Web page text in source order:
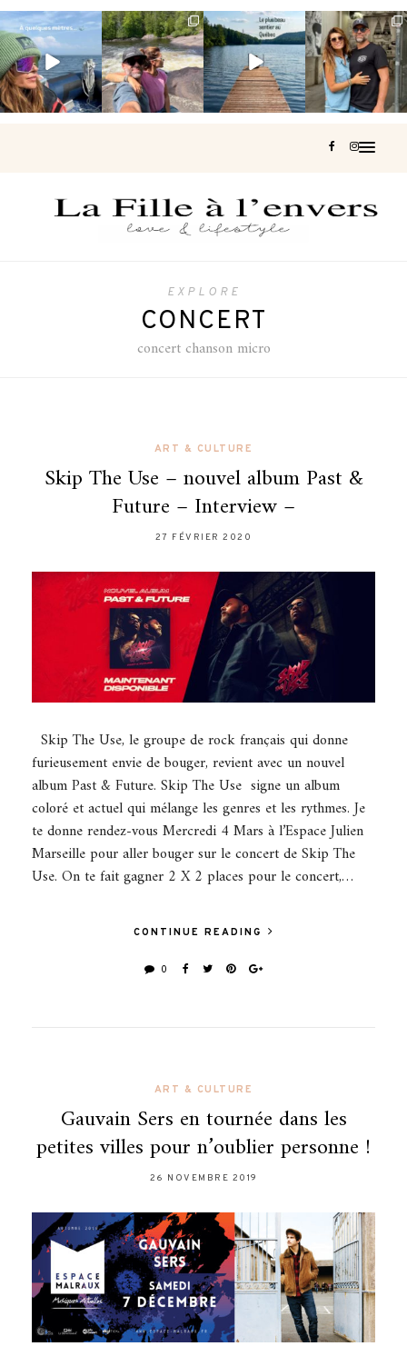
Voir une baleine
en photo, c’est
impressionnant
🐋...
Les Laurentides,
le Québec
version nature.
...
Et si je te disais
qu’il existe un
sentier où tu...
126 37
Montréal, une
très belle
surprise 🇨🇦
442
EXPLORE
CONCERT
concert chanson micro
ART & CULTURE
Skip The Use – nouvel album Past &
Future – Interview –
27 FÉVRIER 2020
Skip The Use, le groupe de rock français qui donne
furieusement envie de bouger, revient avec un nouvel
album Past & Future. Skip The Use signe un album
coloré et actuel qui mélange les genres et les rythmes. Je
te donne rendez-vous Mercredi 4 Mars à l’Espace Julien
Marseille pour aller bouger sur le concert de Skip The
Use. On te fait gagner 2 X 2 places pour le concert,…
CONTINUE READING
0
ART & CULTURE
Gauvain Sers en tournée dans les
petites villes pour n’oublier personne !
26 NOVEMBRE 2019